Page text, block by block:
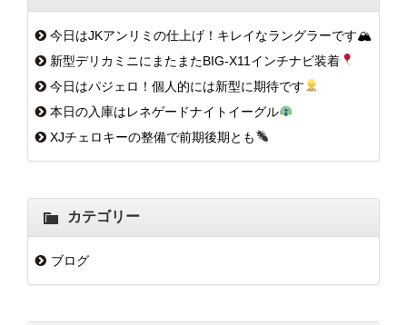
今日はJKアンリミの仕上げ！キレイなラングラーです🏔
新型デリカミニにまたまたBIG-X11インチナビ装着
今日はパジェロ！個人的には新型に期待です
本日の入庫はレネゲードナイトイーグル
XJチェロキーの整備で前期後期とも
カテゴリー
ブログ